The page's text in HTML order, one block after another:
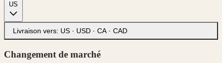
Livraison vers: US · USD · CA · CAD
Changement de marché